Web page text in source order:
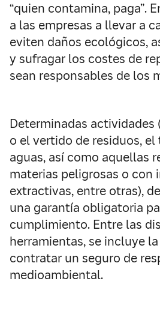
“quien contamina, paga”.
a las empresas a llevar a
eviten daños ecológicos,
y sufragar los costes de
sean responsables de los
Determinadas actividades
o el vertido de residuos,
aguas, así como aquellas
materias peligrosas o con
extractivas, entre otras),
una garantía obligatoria
cumplimiento. Entre las
herramientas, se incluye
contratar un seguro de
medioambiental.